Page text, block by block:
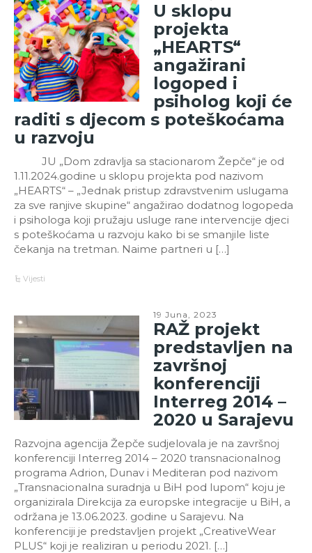
U sklopu
projekta
„HEARTS“
angažirani
logoped i
psiholog koji će
raditi s djecom s poteškoćama
u razvoju
JU „Dom zdravlja sa stacionarom Žepče“ je od
1.11.2024.godine u sklopu projekta pod nazivom
„HEARTS“ – „Jednak pristup zdravstvenim uslugama
za sve ranjive skupine“ angažirao dodatnog logopeda
i psihologa koji pružaju usluge rane intervencije djeci
s poteškoćama u razvoju kako bi se smanjile liste
čekanja na tretman. Naime partneri u […]
Vijesti
19 Juna, 2023
RAŽ projekt
predstavljen na
završnoj
konferenciji
Interreg 2014 –
2020 u Sarajevu
Razvojna agencija Žepče sudjelovala je na završnoj
konferenciji Interreg 2014 – 2020 transnacionalnog
programa Adrion, Dunav i Mediteran pod nazivom
„Transnacionalna suradnja u BiH pod lupom“ koju je
organizirala Direkcija za europske integracije u BiH, a
održana je 13.06.2023. godine u Sarajevu. Na
konferenciji je predstavljen projekt „CreativeWear
PLUS“ koji je realiziran u periodu 2021. […]